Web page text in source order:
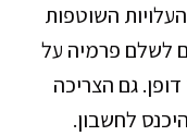
השוטפות
לשלם פרמיה על
דופן. גם הצריכה
לחשבון.